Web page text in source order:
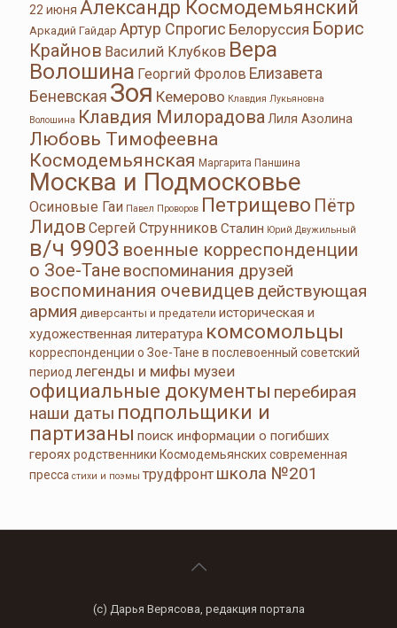
22 июня Александр Космодемьянский
Аркадий Гайдар Артур Спрогис Белоруссия Борис
Крайнов Василий Клубков Вера
Волошина Георгий Фролов Елизавета
Беневская Зоя Кемерово Клавдия Лукьяновна
Волошина Клавдия МилорадоваЛиля Азолина
Любовь Тимофеевна
Космодемьянская Маргарита Паншина
Москва и Подмосковье
Осиновые Гаи Павел Проворов Петрищево Пётр
Лидов Сергей Струнников Сталин Юрий Двужильный
в/ч 9903 военные корреспонденции
о Зое-Тане воспоминания друзей
воспоминания очевидцев действующая
армия диверсанты и предатели историческая и
художественная литература комсомольцы
корреспонденции о Зое-Тане в послевоенный советский
период легенды и мифы музеи
официальные документы перебирая
наши даты подпольщики и
партизаны поиск информации о погибших
героях родственники Космодемьянскихсовременная
пресса стихи и поэмы трудфронт школа №201
(с) Дарья Верясова, редакция портала